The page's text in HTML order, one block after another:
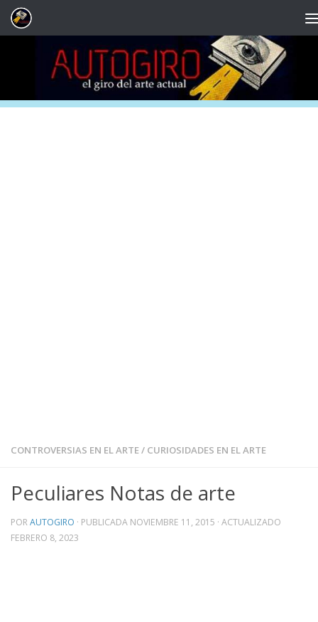
Saltar al contenido
CONTROVERSIAS EN EL ARTE/ CURIOSIDADES EN EL ARTE
Peculiares Notas de arte
PORAUTOGIRO · PUBLICADA NOVIEMBRE 11, 2015 · ACTUALIZADO
FEBRERO 8, 2023